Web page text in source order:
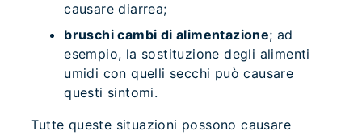
causare diarrea;
bruschi cambi di alimentazione; ad
esempio, la sostituzione degli alimenti
umidi con quelli secchi può causare
questi sintomi.
Tutte queste situazioni possono causare